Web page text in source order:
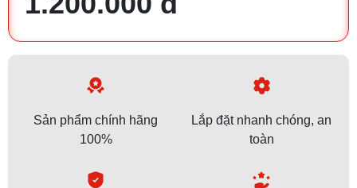
Sản phẩm chính hãng
100%
Lắp đặt nhanh chóng, an
toàn